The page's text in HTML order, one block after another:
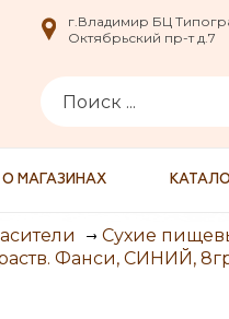
г.Владимир БЦ
Октябрьский пр-т д.7
г.Владимир БЦ
Октябрьский пр-т д.7
О МАГАЗИНАХ
Сухие
Фанси, СИНИЙ,